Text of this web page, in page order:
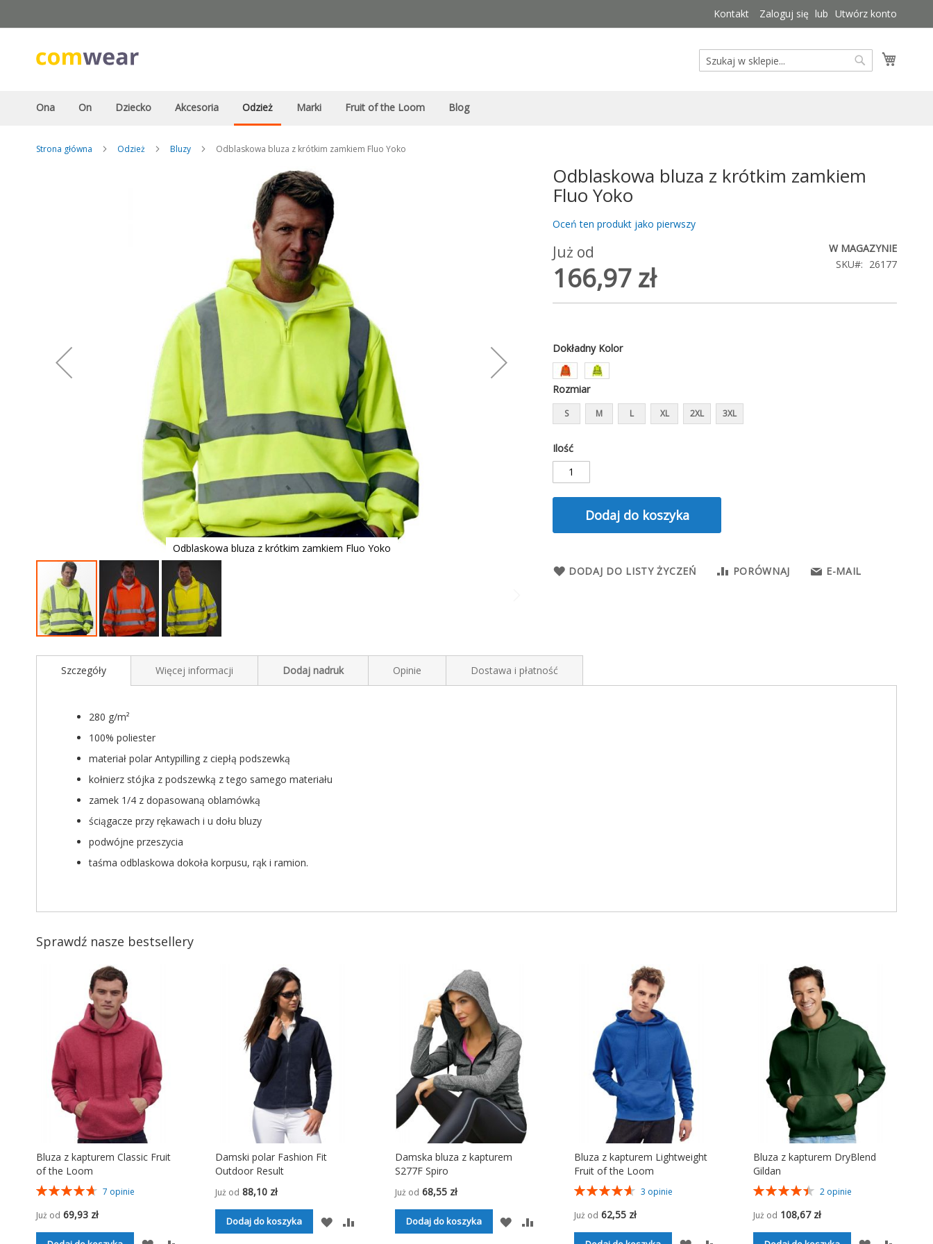
do
Kontakt Zaloguj się Utwórz konto
Szukaj
Ona On Dziecko Akcesoria Odzież Marki Fruit of the Loom Blog
Strona główna Odzież Bluzy Odblaskowa bluza z krótkim zamkiem Fluo Yoko
Odblaskowa bluza z krótkim zamkiem
Fluo Yoko
Oceń ten produkt jako pierwszy
Już od
166,97 zł
W MAGAZYNIE
SKU
26177
Dokładny Kolor
Rozmiar
S M L XL 2XL 3XL
Ilość
Dodaj do koszyka
DODAJ DO LISTY ŻYCZEŃ PORÓWNAJ E-MAIL
Odblaskowa bluza z krótkim zamkiem Fluo Yoko
na
początekSzczegóły
280 g/m²
100% poliester
materiał polar Antypilling z ciepłą podszewką
kołnierz stójka z podszewką z tego samego materiału
zamek 1/4 z dopasowaną oblamówką
ściągacze przy rękawach i u dołu bluzy
podwójne przeszycia
taśma odblaskowa dokoła korpusu, rąk i ramion.
Więcej informacji Dodaj nadruk Opinie Dostawa i płatność
Sprawdź nasze bestsellery
Bluza z kapturem Classic Fruit
of the Loom
Ocena:
7 opinie
Już od 69,93 zł
Damski polar Fashion Fit
Outdoor Result
Już od 88,10 zł
Dodaj do koszyka
DODAJPORÓWNAJ
Damska bluza z kapturem
S277F Spiro
Już od 68,55 zł
Dodaj do koszyka
DODAJPORÓWNAJ
Bluza z kapturem Lightweight
Fruit of the Loom
Ocena:
3 opinie
Już od 62,55 zł
Bluza z kapturem DryBlend
Gildan
Ocena:
2 opinie
Już od 108,67 zł